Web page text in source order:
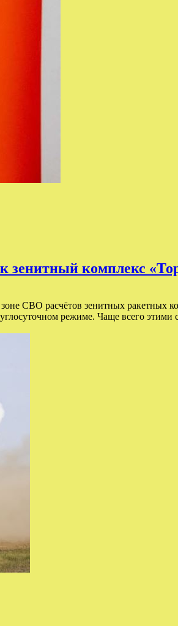
зенитный комплекс
СВО расчётов зенитных
режиме. Чаще всего